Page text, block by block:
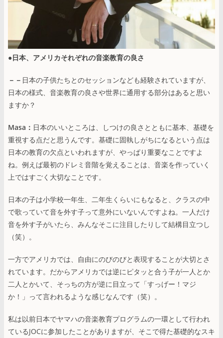
●日本、アメリカそれぞれの音楽教育の良さ
－－ 日本の子供たちとのセッションなども経験されていますが、
日本の様式、音楽教育の良さや世界に通用する部分はあると思い
ますか？
Masa： 日本のいいところは、しつけの良さとともに基本、基礎を
重視する点だと思うんです。基礎に固執しがちになるという点は
日本の教育の欠点といわれますが、やっぱり重要なことですよ
ね。例えば最初のドレミ音階を覚えることは、音楽を作っていく
上ではすごく大切なことです。
日本の子は小学校一年生、二年生くらいにもなると、クラスの中
で歌っていて音を外す子って意外にいないんですよね。一人だけ
音を外す子がいたら、みんなそこに注目したりして結構目立つし
（笑）。
一方でアメリカでは、自由にのびのびと表現することが大切とさ
れています。だからアメリカでは逆にピタッと合う子が一人とか
二人とかいて、そっちの方が逆に目立って「すっげー！マジ
か！」って言われるような感じなんです（笑）。
私は以前日本でヤマハの音楽教育プログラムの一環として行われ
ているJOCに参加したことがありますが、そこで得た基礎的なスキ